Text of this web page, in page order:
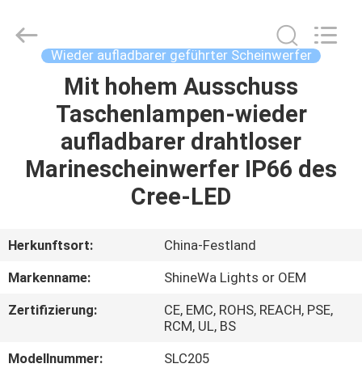
HAUSE
PRODUKTE
ÜBER
WERKSBESICHTIGUNG
Trade
Wieder aufladbarer geführter Scheinwerfer
Mit hohem Ausschuss
Taschenlampen-wieder
aufladbarer drahtloser
Marinescheinwerfer IP66 des
Cree-LED
Herkunftsort:
China-Festland
Markenname:
ShineWa Lights or OEM
Zertifizierung:
CE, EMC, ROHS, REACH, PSE,
RCM, UL, BS
Modellnummer:
SLC205